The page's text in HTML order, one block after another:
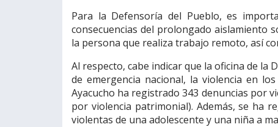
Para la Defensoría del Pueblo, es
consecuencias del prolongado aislamiento
la persona que realiza trabajo remoto, así
Al respecto, cabe indicar que la oficina de la
de emergencia nacional, la violencia en
Ayacucho ha registrado 343 denuncias por
por violencia patrimonial). Además, se ha
violentas de una adolescente y una niña a